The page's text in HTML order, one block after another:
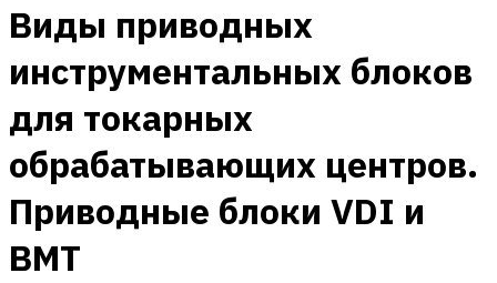
Виды приводных
инструментальных блоков
для токарных
обрабатывающих центров.
Приводные блоки VDI и
BMT